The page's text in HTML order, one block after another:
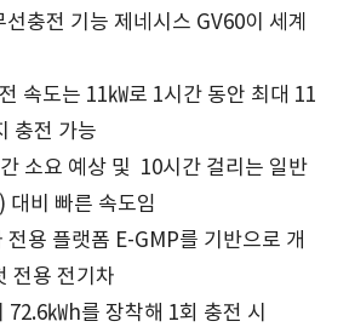
충전 기능 제네시스 GV60이 세계
속도는 11㎾로 1시간 동안 최대 11
충전 가능
소요 예상 및 10시간 걸리는 일반
대비 빠른 속도임
전용 플랫폼 E-GMP를 기반으로 개
전용 전기차
72.6㎾h를 장착해 1회 충전 시